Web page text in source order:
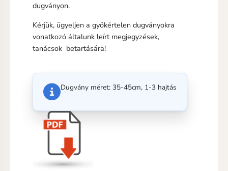
dugványon.
Kérjük, ügyeljen a gyökértelen dugványokra
vonatkozó általunk leírt megjegyzések,
tanácsok betartására!
Dugvány méret: 35-45cm, 1-3 hajtás